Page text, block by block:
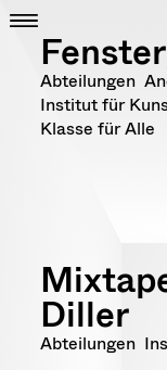
Skip
to
content
ZEIT
DIPLOME
RANDOM
IMPRESSUM
Abteilungen
Institut für
Klasse für Alle
Diller
Abteilungen